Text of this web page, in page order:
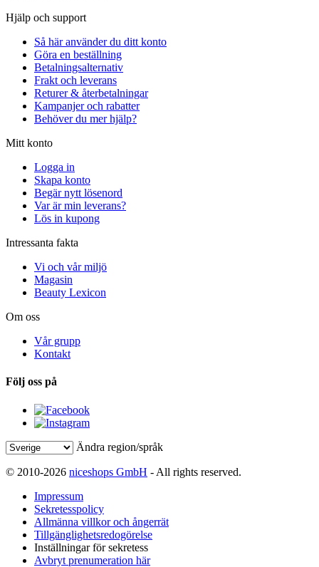
Hjälp och support
Så här använder du ditt konto
Göra en beställning
Betalningsalternativ
Frakt och leverans
Returer & återbetalningar
Kampanjer och rabatter
Behöver du mer hjälp?
Mitt konto
Logga in
Skapa konto
Begär nytt lösenord
Var är min leverans?
Lös in kupong
Intressanta fakta
Vi och vår miljö
Magasin
Beauty Lexicon
Om oss
Vår grupp
Kontakt
Följ oss på
Ändra region/språk
© 2010-2026 niceshops GmbH - All rights reserved.
Impressum
Sekretesspolicy
Allmänna villkor och ångerrät
Tillgänglighetsredogörelse
Inställningar för sekretess
Avbryt prenumeration här